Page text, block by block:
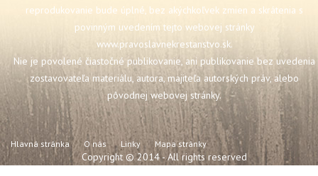
reprodukovanie bude úplné, bez akýchkoľvek zmien a skrátenia s
povinným uvedením tejto webovej stránky
www.pravoslavnekrestanstvo.sk.
Nie je povolené čiastočné publikovanie, ani publikovanie bez uvedenia
zostavovateľa materiálu, autora, majiteľa autorských práv, alebo
pôvodnej webovej stránky.
Hlavná stránka O nás Linky Mapa stránky
Copyright © 2014 - All rights reserved